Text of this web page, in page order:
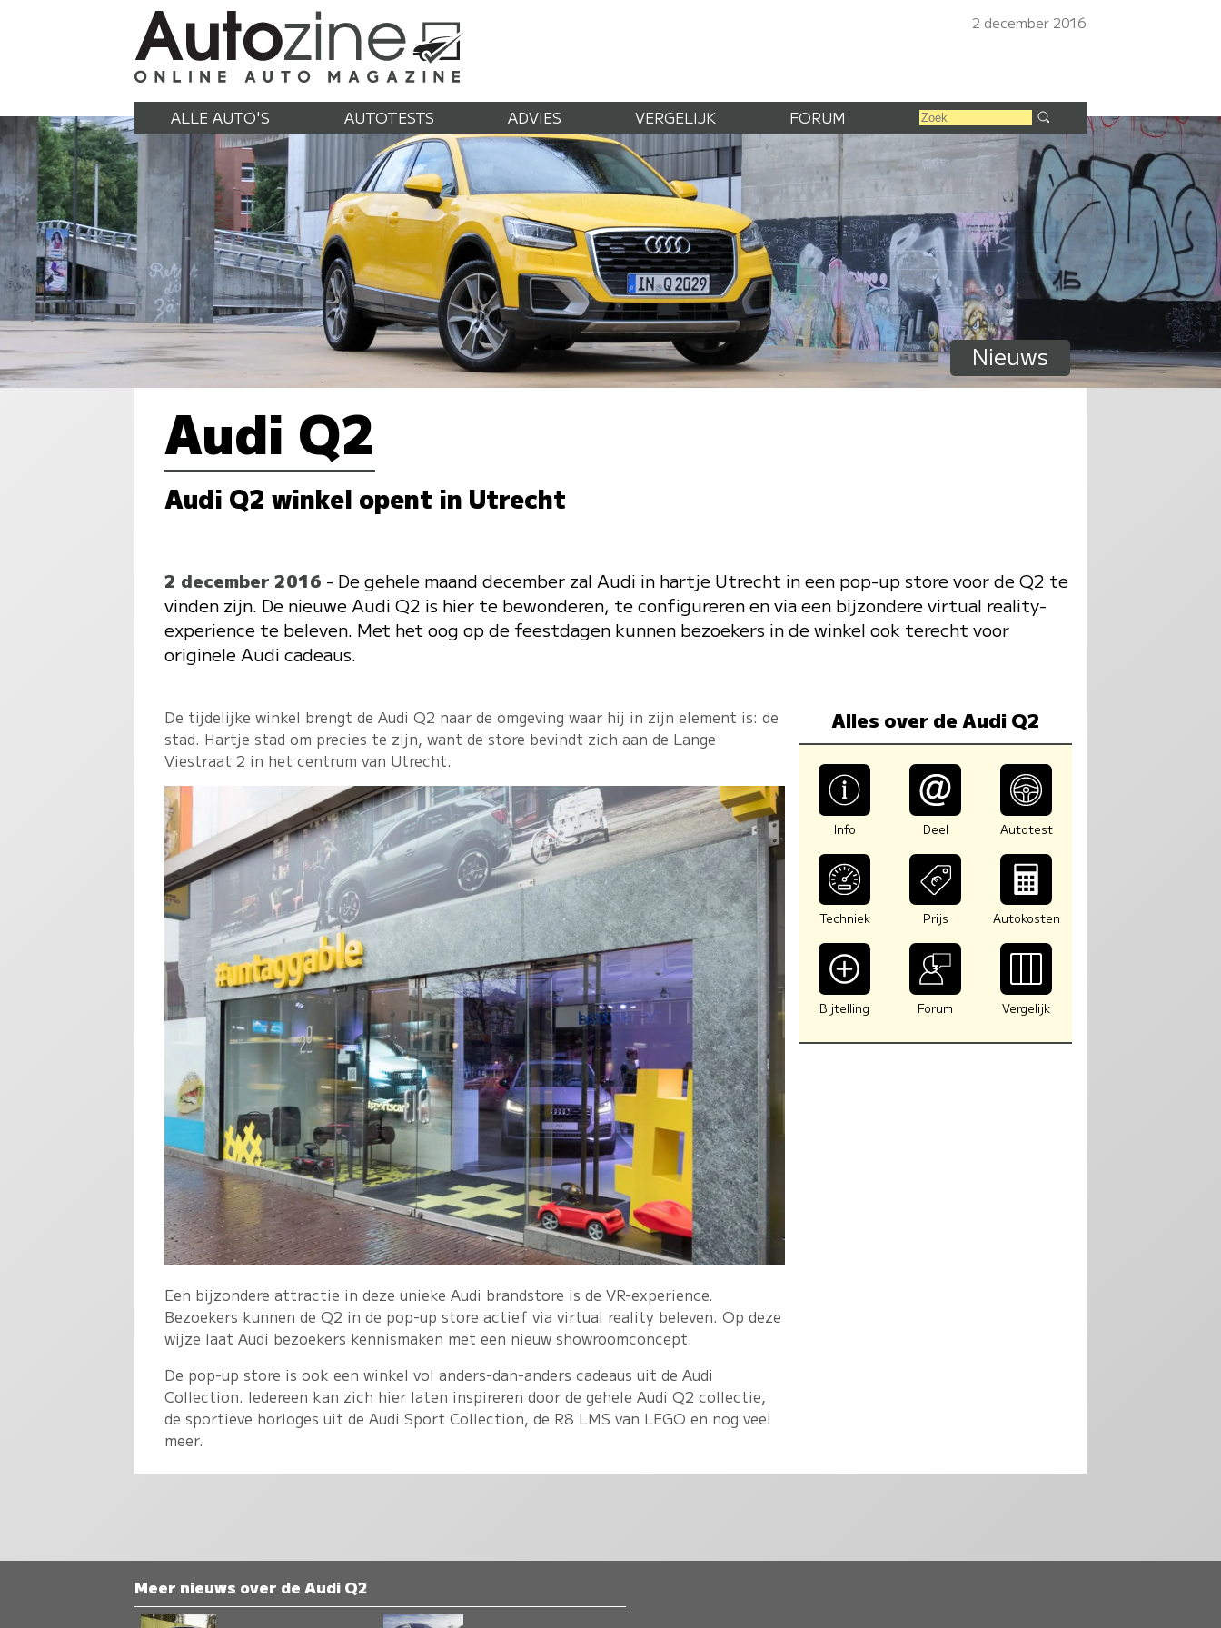
2 december 2016
ALLE AUTO'S AUTOTESTS ADVIES VERGELIJK FORUM
Nieuws
Audi Q2
Audi Q2 winkel opent in Utrecht
2 december 2016 - De gehele maand december zal Audi in hartje Utrecht in een pop-up store voor de Q2 te
vinden zijn. De nieuwe Audi Q2 is hier te bewonderen, te configureren en via een bijzondere virtual reality-
experience te beleven. Met het oog op de feestdagen kunnen bezoekers in de winkel ook terecht voor
originele Audi cadeaus.
De tijdelijke winkel brengt de Audi Q2 naar de omgeving waar hij in zijn element is: de
stad. Hartje stad om precies te zijn, want de store bevindt zich aan de Lange
Viestraat 2 in het centrum van Utrecht.
Een bijzondere attractie in deze unieke Audi brandstore is de VR-experience.
Bezoekers kunnen de Q2 in de pop-up store actief via virtual reality beleven. Op deze
wijze laat Audi bezoekers kennismaken met een nieuw showroomconcept.
De pop-up store is ook een winkel vol anders-dan-anders cadeaus uit de Audi
Collection. Iedereen kan zich hier laten inspireren door de gehele Audi Q2 collectie,
de sportieve horloges uit de Audi Sport Collection, de R8 LMS van LEGO en nog veel
meer.
Alles over de Audi Q2
Info Deel Autotest
Techniek Prijs Autokosten
Bijtelling Forum Vergelijk
Meer nieuws over de Audi Q2